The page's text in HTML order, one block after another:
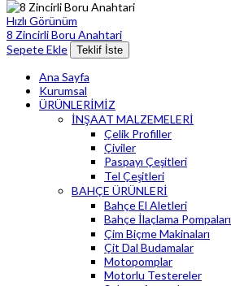
Hızlı Görünüm
8 Zincirli Boru Anahtari
Sepete Ekle
Teklif İste
Ana Sayfa
Kurumsal
ÜRÜNLERİMİZ
İNŞAAT MALZEMELERİ
Çelik Profiller
Çiviler
Paspayı Çeşitleri
Tel Çeşitleri
BAHÇE ÜRÜNLERİ
Bahçe El Aletleri
Bahçe İlaçlama Pompaları
Çim Biçme Makinaları
Çit Dal Budamalar
Motopomplar
Motorlu Testereler